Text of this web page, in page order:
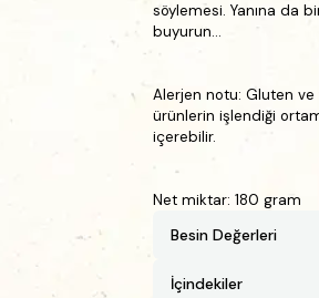
söylemesi. Yanına da
buyurun...
Alerjen notu: Gluten ve
ürünlerin işlendiği
içerebilir.
Net miktar: 180 gram
Besin Değerleri
İçindekiler